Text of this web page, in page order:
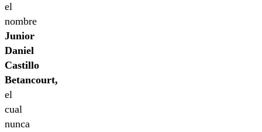
el
nombre
Junior
Daniel
Castillo
Betancourt,
el
cual
nunca